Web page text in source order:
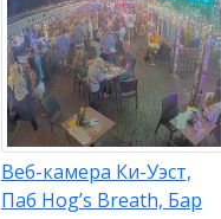
Веб-камера Ки-Уэст,
Паб Hog’s Breath, Бар